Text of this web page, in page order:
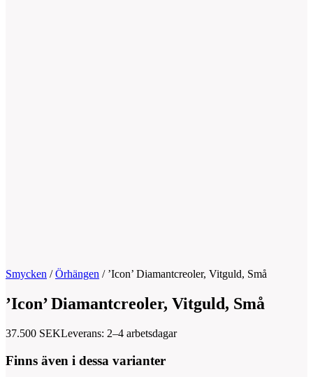
Smycken /Örhängen / ’Icon’ Diamantcreoler, Vitguld, Små
’Icon’ Diamantcreoler, Vitguld, Små
37.500 SEKLeverans: 2–4 arbetsdagar
Finns även i dessa varianter